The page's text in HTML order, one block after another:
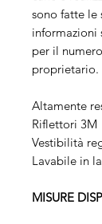
sono fatte le
informazioni
per il
Altamente
Riflettori 3M
Vestibilità
Lavabile in
MISURE